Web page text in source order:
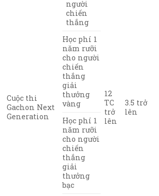
Cuộc thi
Gachon Next
Generation
người
chiến
thắng
12
TC
trở
lên
3.5 trở
lên
Học phí 1
năm rưỡi
cho người
chiến
thắng
giải
thưởng
vàng
Học phí 1
năm rưỡi
cho người
chiến
thắng
giải
thưởng
bạc